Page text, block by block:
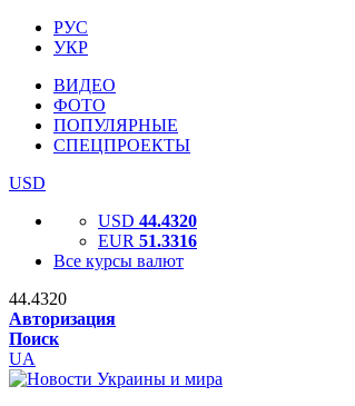
РУС
УКР
ВИДЕО
ФОТО
ПОПУЛЯРНЫЕ
СПЕЦПРОЕКТЫ
USD
USD 44.4320
EUR 51.3316
Все курсы валют
44.4320
Авторизация
Поиск
UA